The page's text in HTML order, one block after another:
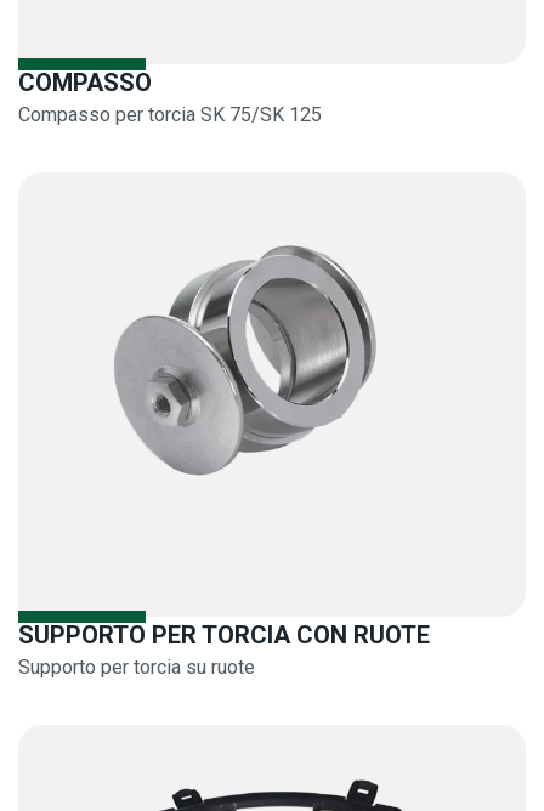
COMPASSO
Compasso per torcia SK 75/SK 125
SUPPORTO PER TORCIA CON RUOTE
Supporto per torcia su ruote